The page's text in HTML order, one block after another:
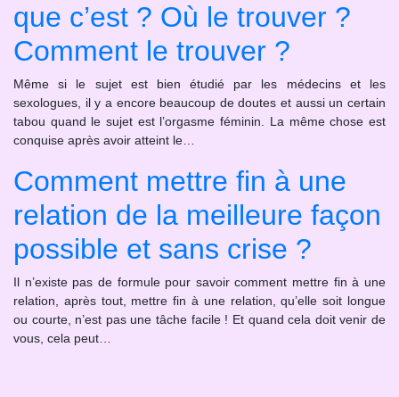
que c’est ? Où le trouver ?
Comment le trouver ?
Même si le sujet est bien étudié par les médecins et les
sexologues, il y a encore beaucoup de doutes et aussi un certain
tabou quand le sujet est l’orgasme féminin. La même chose est
conquise après avoir atteint le…
Comment mettre fin à une
relation de la meilleure façon
possible et sans crise ?
Il n’existe pas de formule pour savoir comment mettre fin à une
relation, après tout, mettre fin à une relation, qu’elle soit longue
ou courte, n’est pas une tâche facile ! Et quand cela doit venir de
vous, cela peut…